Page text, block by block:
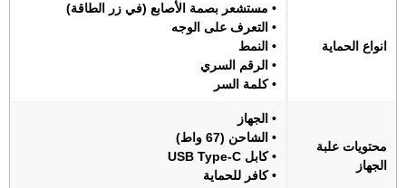
انواع الحماية
• مستشعر بصمة الأصابع (في زر الطاقة)
• التعرف على الوجه
• النمط
• الرقم السري
• كلمة السر
محتويات علبة
الجهاز
• الجهاز
• الشاحن (67 واط)
• كابل USB Type-C
• كافر للحماية